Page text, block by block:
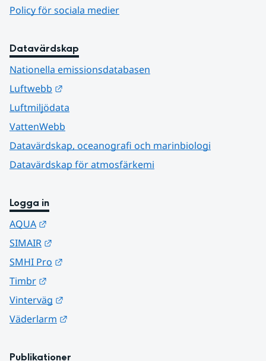
Policy för sociala medier
Datavärdskap
Nationella emissionsdatabasen
Luftwebb
Luftmiljödata
VattenWebb
Datavärdskap, oceanografi och marinbiologi
Datavärdskap för atmosfärkemi
Logga in
AQUA
SIMAIR
SMHI Pro
Timbr
Vinterväg
Väderlarm
Publikationer